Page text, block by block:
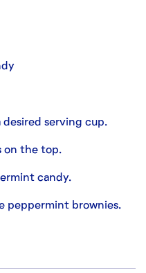
serving cup.
on the top.
candy.
peppermint brownies.